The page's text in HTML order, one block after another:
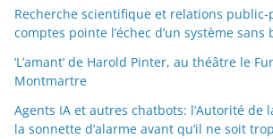
Recherche scientifique et relations public-
comptes pointe l’échec d’un système sans
‘L’amant’ de Harold Pinter, au théâtre le
Montmartre
Agents IA et autres chatbots: l’Autorité de
la sonnette d’alarme avant qu’il ne soit